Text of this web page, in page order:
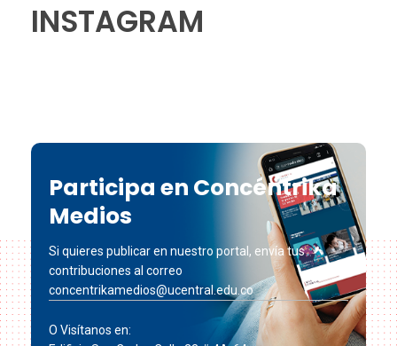
INSTAGRAM
Participa en Concéntrika
Medios
Si quieres publicar en nuestro portal, envía tus
contribuciones al correo
concentrikamedios@ucentral.edu.co
O Visítanos en: